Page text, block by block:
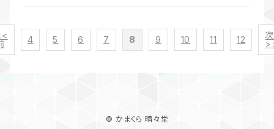
4 5 6 7 8 9 10 11 12
次
© かまくら 晴々堂